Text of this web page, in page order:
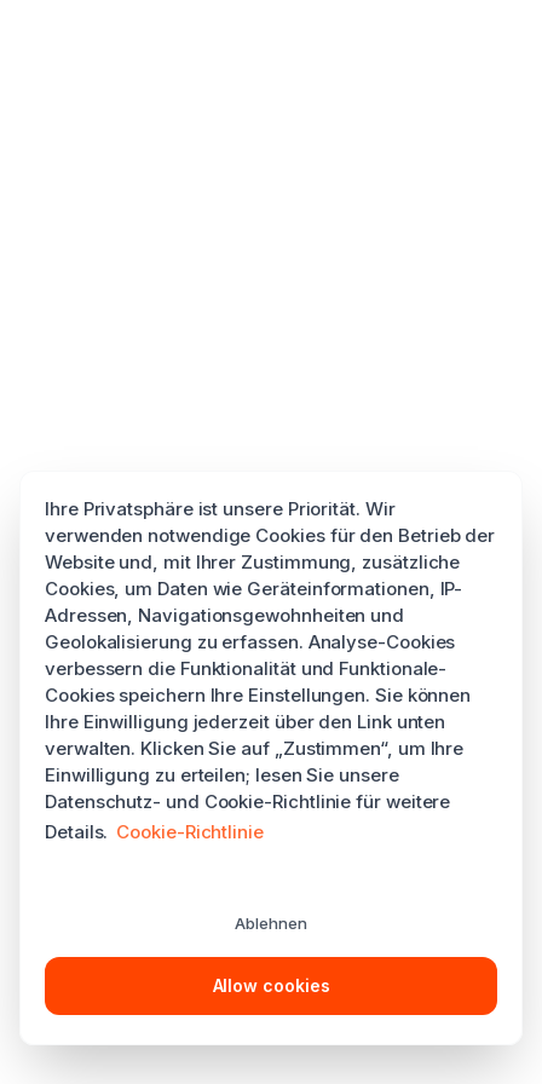
Ihre Privatsphäre ist unsere Priorität. Wir
verwenden notwendige Cookies für den Betrieb der
Website und, mit Ihrer Zustimmung, zusätzliche
Cookies, um Daten wie Geräteinformationen, IP-
Adressen, Navigationsgewohnheiten und
Geolokalisierung zu erfassen. Analyse-Cookies
verbessern die Funktionalität und Funktionale-
Cookies speichern Ihre Einstellungen. Sie können
Ihre Einwilligung jederzeit über den Link unten
verwalten. Klicken Sie auf „Zustimmen“, um Ihre
Einwilligung zu erteilen; lesen Sie unsere
Datenschutz- und Cookie-Richtlinie für weitere
Details. Cookie-Richtlinie
Ablehnen
Allow cookies